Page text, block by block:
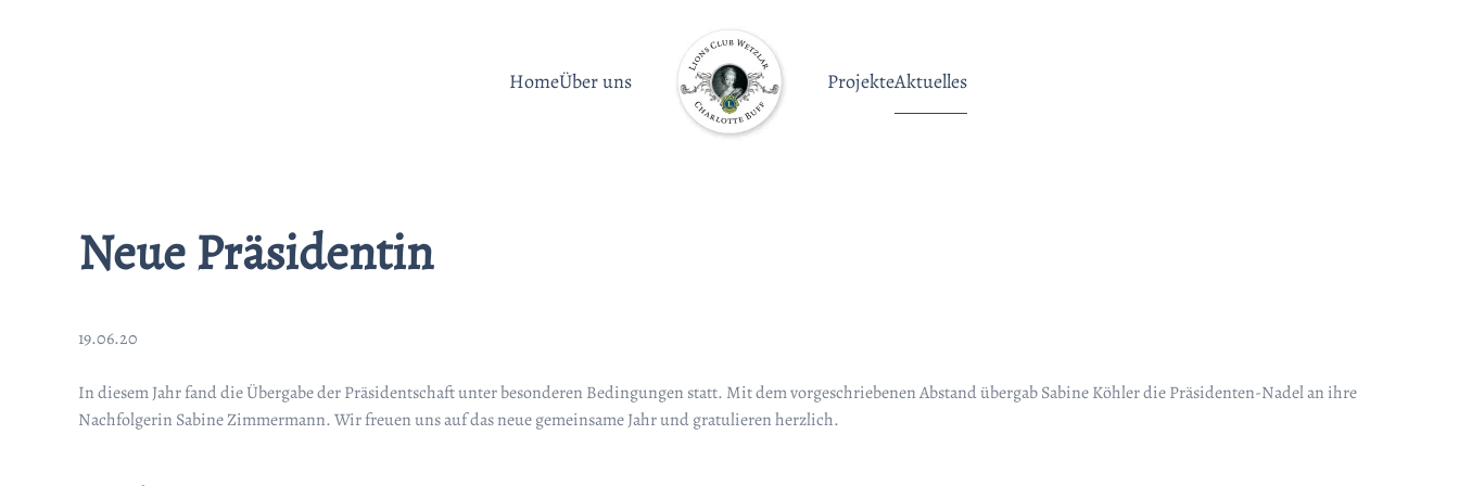
HomeÜber uns ProjekteAktuelles
Neue Präsidentin
19.06.20
In diesem Jahr fand die Übergabe der Präsidentschaft unter besonderen Bedingungen statt. Mit dem vorgeschriebenen Abstand übergab Sabine Köhler die Präsidenten-Nadel an ihre
Nachfolgerin Sabine Zimmermann. Wir freuen uns auf das neue gemeinsame Jahr und gratulieren herzlich.